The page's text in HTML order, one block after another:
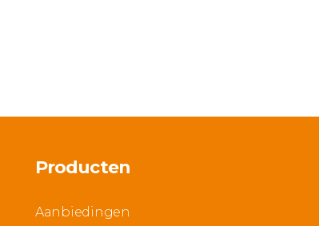
Producten
Aanbiedingen